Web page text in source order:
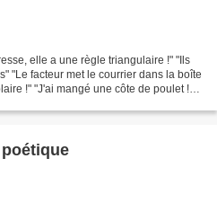
elle a une règle triangulaire !" "Ils
"Le facteur met le courrier dans la boîte
!" "J'ai mangé une côte de poulet !"